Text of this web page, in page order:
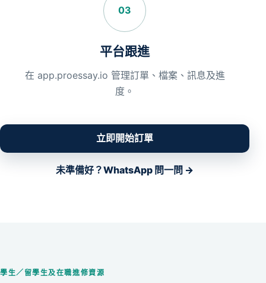
03
平台跟進
在 app.proessay.io 管理訂單、檔案、訊息及進
度。
立即開始訂單
未準備好？WhatsApp 問一問 →
學生／留學生及在職進修資源